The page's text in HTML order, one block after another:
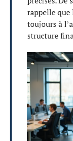
rappelle que
toujours à
structure